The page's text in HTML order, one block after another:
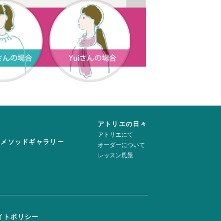
ソッドギャラリー
アトリエの日々
アトリエにて
オーダーについて
レッスン風景
トポリシー